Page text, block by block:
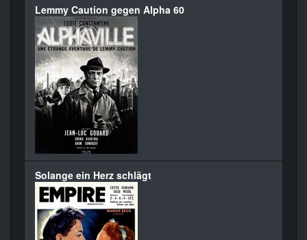
Lemmy Caution gegen Alpha 60
Solange ein Herz schlägt